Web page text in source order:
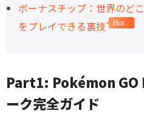
ボーナスチップ：世界のど
をプレイできる裏技
Hot
Part1: Pokémon GO
ーク完全ガイド